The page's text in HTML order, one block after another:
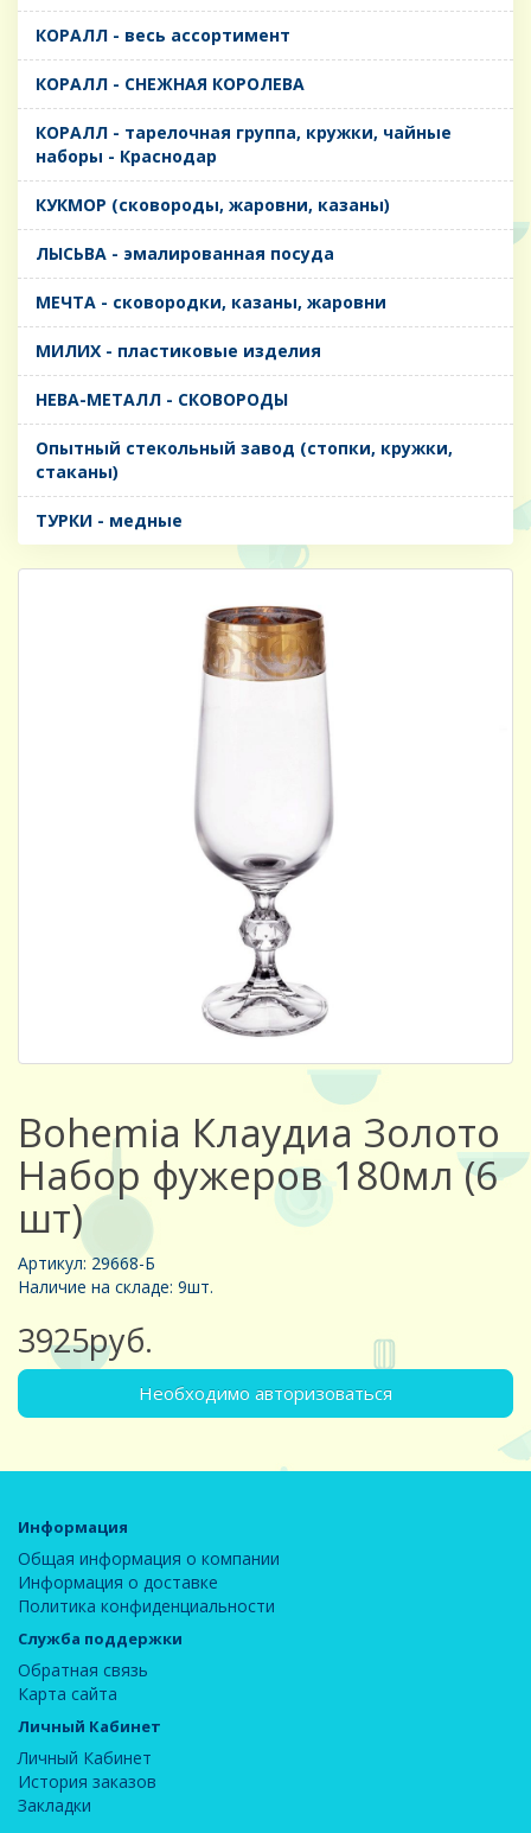
КОРАЛЛ - весь ассортимент
КОРАЛЛ - СНЕЖНАЯ КОРОЛЕВА
КОРАЛЛ - тарелочная группа, кружки, чайные
наборы - Краснодар
КУКМОР (сковороды, жаровни, казаны)
ЛЫСЬВА - эмалированная посуда
МЕЧТА - сковородки, казаны, жаровни
МИЛИХ - пластиковые изделия
НЕВА-МЕТАЛЛ - СКОВОРОДЫ
Опытный стекольный завод (стопки, кружки,
стаканы)
ТУРКИ - медные
Bohemia Клаудиа Золото
Набор фужеров 180мл (6
шт)
Артикул: 29668-Б
Наличие на складе: 9шт.
3925руб.
Необходимо авторизоваться
Информация
Общая информация о компании
Информация о доставке
Политика конфиденциальности
Служба поддержки
Обратная связь
Карта сайта
Личный Кабинет
Личный Кабинет
История заказов
Закладки